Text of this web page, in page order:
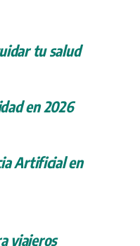
tu salud
en 2026
Artificial en
viajeros